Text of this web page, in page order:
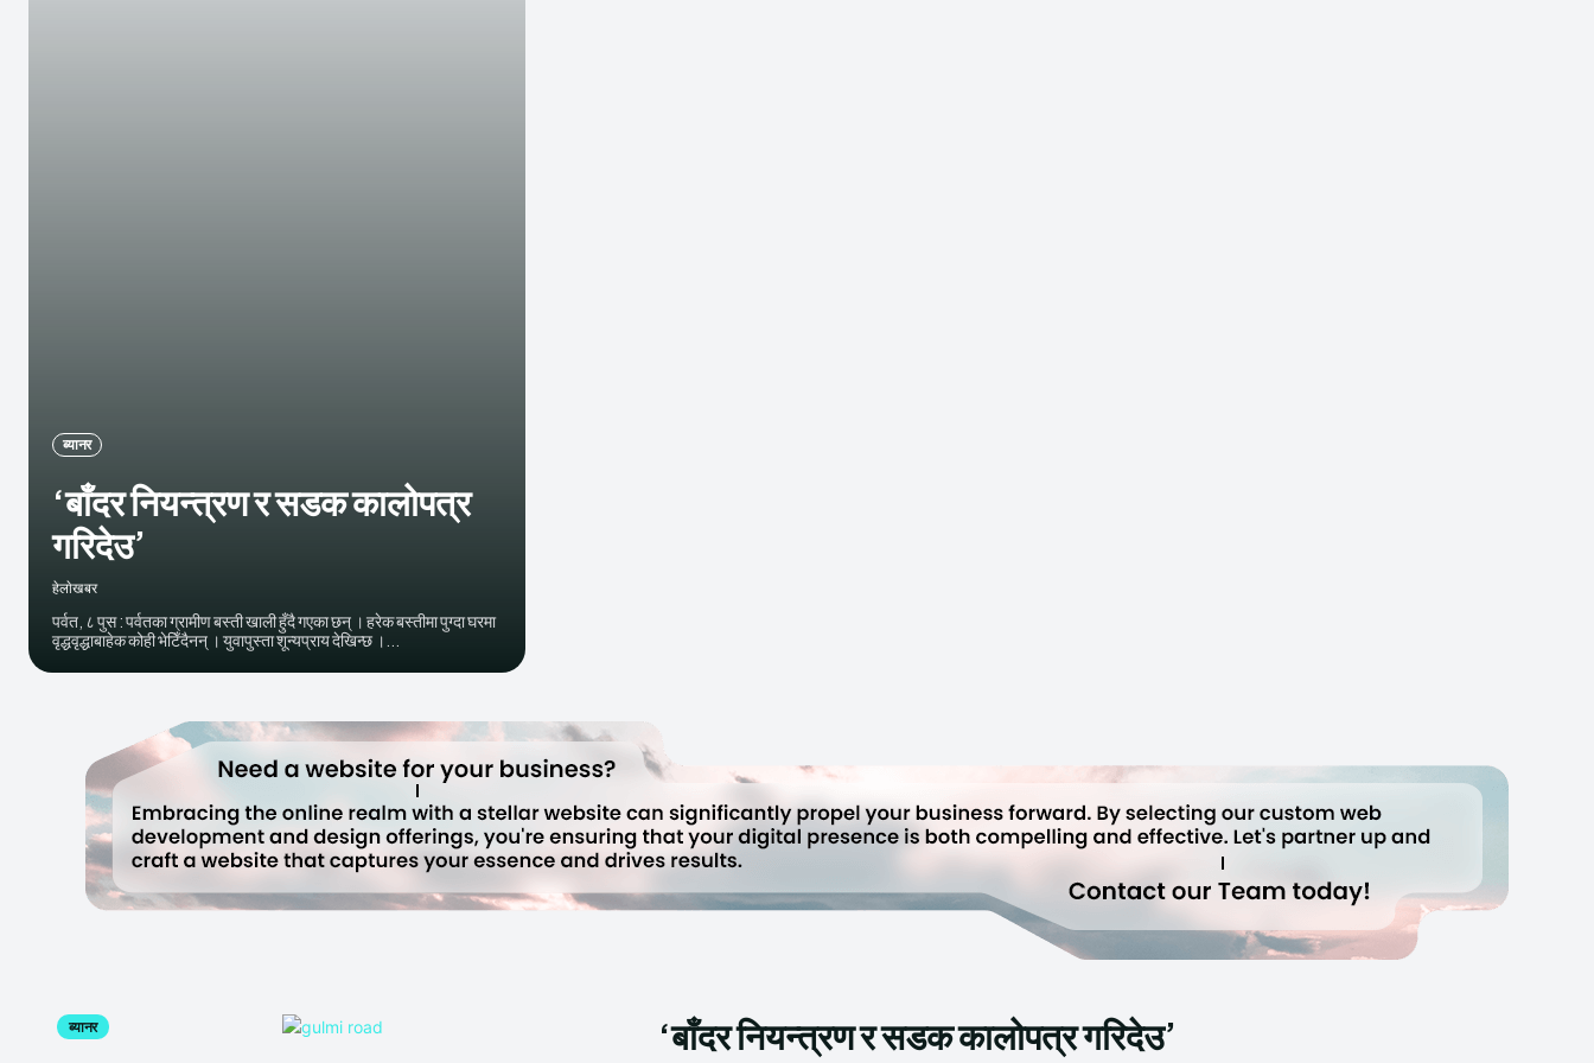
ब्यानर
‘बाँदर नियन्त्रण र सडक कालोपत्र
गरिदेउ’
हेलाेखबर
पर्वत, ८ पुस : पर्वतका ग्रामीण बस्ती खाली हुँदै गएका छन् । हरेक बस्तीमा पुग्दा घरमा
वृद्धवृद्धाबाहेक कोही भेटिँदैनन् । युवापुस्ता शून्यप्राय देखिन्छ ।...
ब्यानर ‘बाँदर नियन्त्रण र सडक कालोपत्र गरिदेउ’